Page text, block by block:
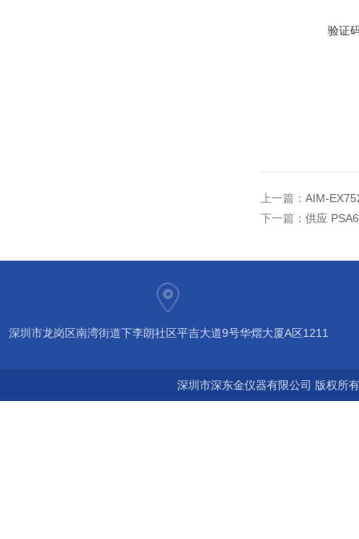
验证
上一篇： AIM-
下一篇： 供应
深圳市龙岗区南湾街道下李朗社区平吉大道9号华熠大厦A区1211
深圳市深东金仪器有限公司 版权所